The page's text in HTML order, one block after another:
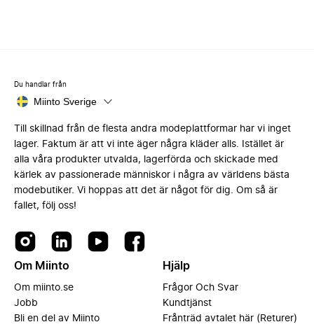
Du handlar från
Miinto Sverige
Till skillnad från de flesta andra modeplattformar har vi inget
lager. Faktum är att vi inte äger några kläder alls. Istället är
alla våra produkter utvalda, lagerförda och skickade med
kärlek av passionerade människor i några av världens bästa
modebutiker. Vi hoppas att det är något för dig. Om så är
fallet, följ oss!
Om Miinto
Om miinto.se
Jobb
Bli en del av Miinto
Hjälp
Frågor Och Svar
Kundtjänst
Frånträd avtalet här (Returer)